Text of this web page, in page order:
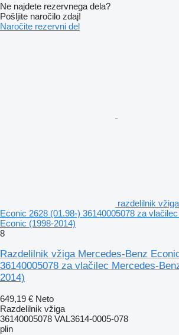
Ne najdete rezervnega dela?
Pošljite naročilo zdaj!
Naročite rezervni del
razdelilnik
Econic 2628 (01.98-) 36140005078 za
Econic (1998-2014)
8
Razdelilnik vžiga Mercedes-Benz
36140005078 za vlačilec Mercedes-
2014)
649,19 € Neto
Razdelilnik vžiga
36140005078 VAL3614-0005-078
plin